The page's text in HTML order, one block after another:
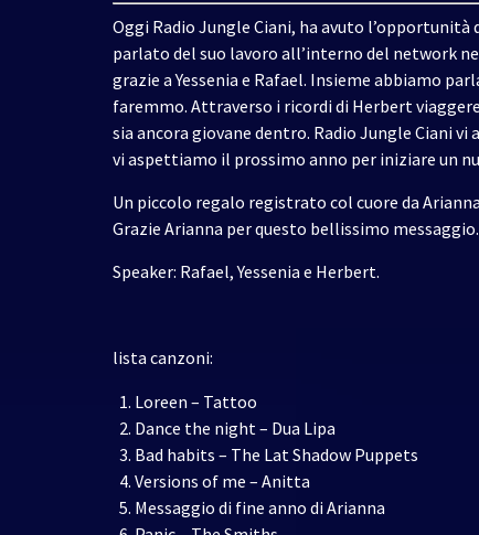
Oggi Radio Jungle Ciani, ha avuto
parlato del suo lavoro all’interno del network
grazie a Yessenia e Rafael. Insieme abbiamo
faremmo. Attraverso i ricordi di Herbert
sia ancora giovane dentro. Radio Jungle Ciani
vi aspettiamo il prossimo anno per iniziare un
Un piccolo regalo registrato col cuore da
Grazie Arianna per questo bellissimo messaggio.
Speaker: Rafael, Yessenia e Herbert.
lista canzoni:
Loreen – Tattoo
Dance the night – Dua Lipa
Bad habits – The Lat Shadow Puppets
Versions of me – Anitta
Messaggio di fine anno di Arianna